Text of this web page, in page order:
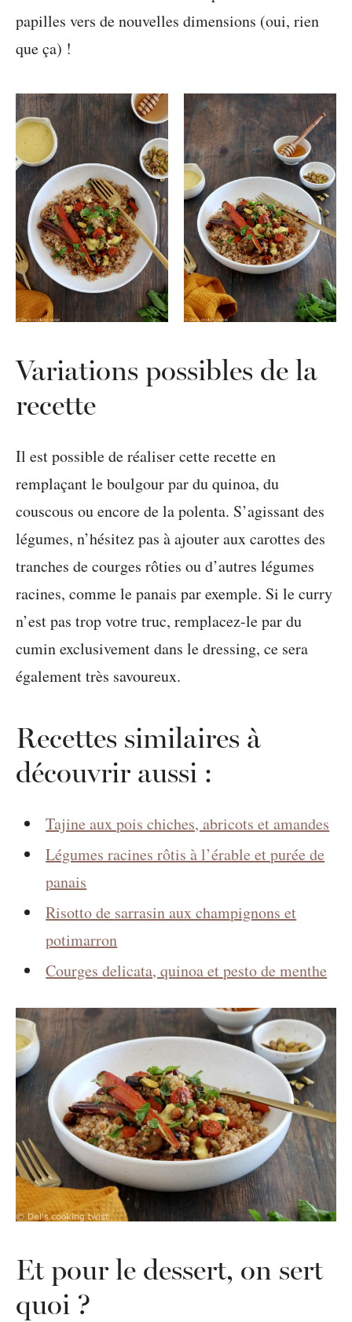
papilles vers de nouvelles dimensions (oui, rien
que ça) !
Variations possibles de la
recette
Il est possible de réaliser cette recette en
remplaçant le boulgour par du quinoa, du
couscous ou encore de la polenta. S’agissant des
légumes, n’hésitez pas à ajouter aux carottes des
tranches de courges rôties ou d’autres légumes
racines, comme le panais par exemple. Si le curry
n’est pas trop votre truc, remplacez-le par du
cumin exclusivement dans le dressing, ce sera
également très savoureux.
Recettes similaires à
découvrir aussi :
Tajine aux pois chiches, abricots et amandes
Légumes racines rôtis à l’érable et purée de
panais
Risotto de sarrasin aux champignons et
potimarron
Courges delicata, quinoa et pesto de menthe
Et pour le dessert, on sert
quoi ?